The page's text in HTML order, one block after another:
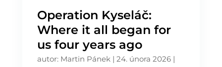
Operation Kyseláč:
Where it all began for
us four years ago
autor: Martin Pánek| 24. února 2026|